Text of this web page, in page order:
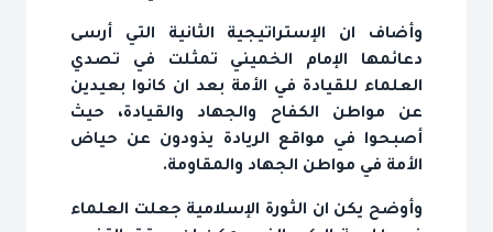
وأضاف ان الإستراتيجية الثانية التي أرسى
دعائمها الإمام الخميني تمثلت في تصدي
العلماء للقيادة في الأمة بعد ان كانوا بعيدين
عن مواطن الكفاح والجهاد والقيادة، حيث
أصبحوا في مواقع الريادة يذودون عن حياض
الأمة في مواطن الجهاد والمقاومة.
وأوضح يكن ان الثورة الإسلامية جعلت العلماء